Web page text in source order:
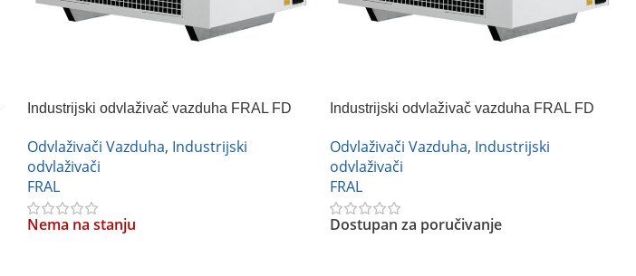
Industrijski odvlaživač vazduha FRAL FD
Odvlaživači Vazduha, Industrijski
odvlaživači
FRAL
Nema na stanju
Industrijski odvlaživač vazduha FRAL FD
Odvlaživači Vazduha, Industrijski
odvlaživači
FRAL
Dostupan za poručivanje